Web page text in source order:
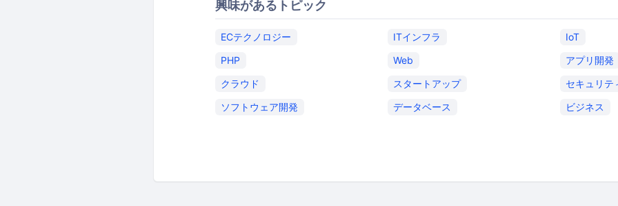
興味があるトピック
ECテクノロジー ITインフラ
IoT
PHP
Web
アプリ開発
クラウド
スタートアップ
セキュリテ
ソフトウェア開発
データベース ビジネス